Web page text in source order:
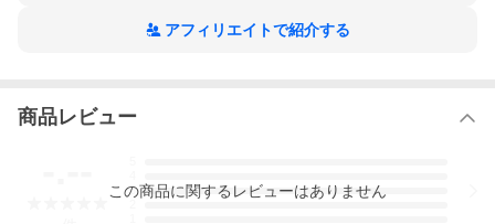
アフィリエイトで紹介する
商品レビュー
3
この商品に関するレビューはありません